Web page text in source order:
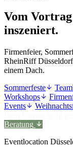
Vom
inszeniert.
Firmenfeier,
RheinRiff
einem Dach.
Sommerfeste
Workshops
Events
Beratung
Eventlocation